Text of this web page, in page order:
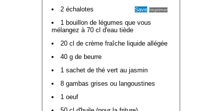
Save Imprimer
2 échalotes
1 bouillon de légumes que vous
mélangez à 70 cl d'eau tiède
20 cl de crème fraîche liquide allégée
40 g de beurre
1 sachet de thé vert au jasmin
8 gambas grises ou langoustines
1 oeuf